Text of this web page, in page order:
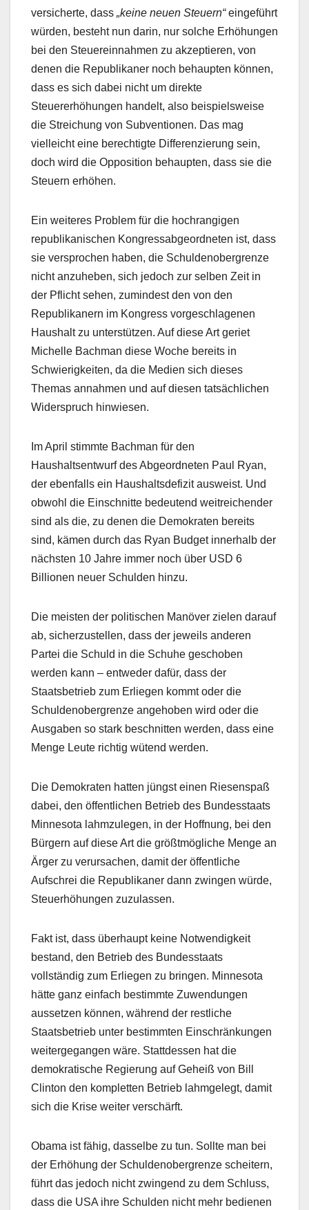
versicherte, dass „keine neuen Steuern“eingeführt
würden, besteht nun darin, nur solche Erhöhungen
bei den Steuereinnahmen zu akzeptieren, von
denen die Republikaner noch behaupten können,
dass es sich dabei nicht um direkte
Steuererhöhungen handelt, also beispielsweise
die Streichung von Subventionen. Das mag
vielleicht eine berechtigte Differenzierung sein,
doch wird die Opposition behaupten, dass sie die
Steuern erhöhen.
Ein weiteres Problem für die hochrangigen
republikanischen Kongressabgeordneten ist, dass
sie versprochen haben, die Schuldenobergrenze
nicht anzuheben, sich jedoch zur selben Zeit in
der Pflicht sehen, zumindest den von den
Republikanern im Kongress vorgeschlagenen
Haushalt zu unterstützen. Auf diese Art geriet
Michelle Bachman diese Woche bereits in
Schwierigkeiten, da die Medien sich dieses
Themas annahmen und auf diesen tatsächlichen
Widerspruch hinwiesen.
Im April stimmte Bachman für den
Haushaltsentwurf des Abgeordneten Paul Ryan,
der ebenfalls ein Haushaltsdefizit ausweist. Und
obwohl die Einschnitte bedeutend weitreichender
sind als die, zu denen die Demokraten bereits
sind, kämen durch das Ryan Budget innerhalb der
nächsten 10 Jahre immer noch über USD 6
Billionen neuer Schulden hinzu.
Die meisten der politischen Manöver zielen darauf
ab, sicherzustellen, dass der jeweils anderen
Partei die Schuld in die Schuhe geschoben
werden kann – entweder dafür, dass der
Staatsbetrieb zum Erliegen kommt oder die
Schuldenobergrenze angehoben wird oder die
Ausgaben so stark beschnitten werden, dass eine
Menge Leute richtig wütend werden.
Die Demokraten hatten jüngst einen Riesenspaß
dabei, den öffentlichen Betrieb des Bundesstaats
Minnesota lahmzulegen, in der Hoffnung, bei den
Bürgern auf diese Art die größtmögliche Menge an
Ärger zu verursachen, damit der öffentliche
Aufschrei die Republikaner dann zwingen würde,
Steuerhöhungen zuzulassen.
Fakt ist, dass überhaupt keine Notwendigkeit
bestand, den Betrieb des Bundesstaats
vollständig zum Erliegen zu bringen. Minnesota
hätte ganz einfach bestimmte Zuwendungen
aussetzen können, während der restliche
Staatsbetrieb unter bestimmten Einschränkungen
weitergegangen wäre. Stattdessen hat die
demokratische Regierung auf Geheiß von Bill
Clinton den kompletten Betrieb lahmgelegt, damit
sich die Krise weiter verschärft.
Obama ist fähig, dasselbe zu tun. Sollte man bei
der Erhöhung der Schuldenobergrenze scheitern,
führt das jedoch nicht zwingend zu dem Schluss,
dass die USA ihre Schulden nicht mehr bedienen